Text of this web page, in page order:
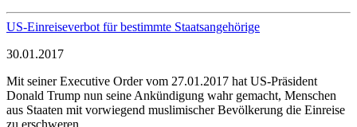
US-Einreiseverbot für bestimmte Staatsangehörige
30.01.2017
Mit seiner Executive Order vom 27.01.2017 hat US-Präsident
Donald Trump nun seine Ankündigung wahr gemacht, Menschen
aus Staaten mit vorwiegend muslimischer Bevölkerung die Einreise